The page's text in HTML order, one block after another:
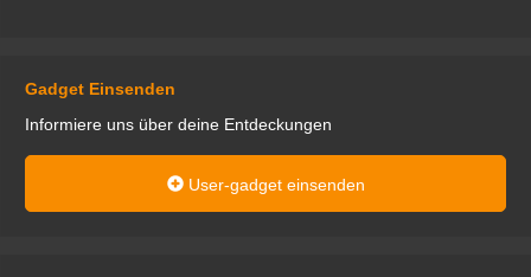
Gadget Einsenden
Informiere uns über deine Entdeckungen
User-gadget einsenden